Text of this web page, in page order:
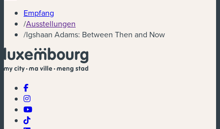
Empfang
/Ausstellungen
/Igshaan Adams: Between Then and Now